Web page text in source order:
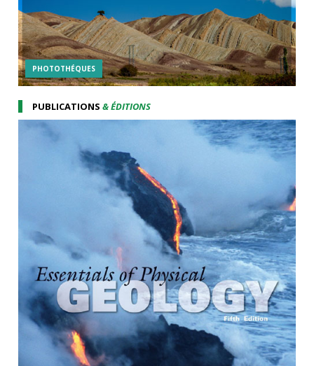
PHOTOTHÉQUES
PUBLICATIONS& ÉDITIONS